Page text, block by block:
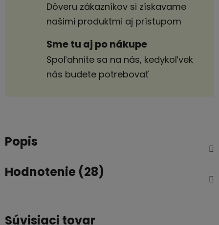
Dôveru zákazníkov si získavame
našimi produktmi aj prístupom
Sme tu aj po nákupe
Spoľahnite sa na nás, kedykoľvek
nás budete potrebovať
Popis
Hodnotenie (28)
Súvisiaci tovar